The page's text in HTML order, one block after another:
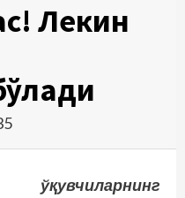
Лекин